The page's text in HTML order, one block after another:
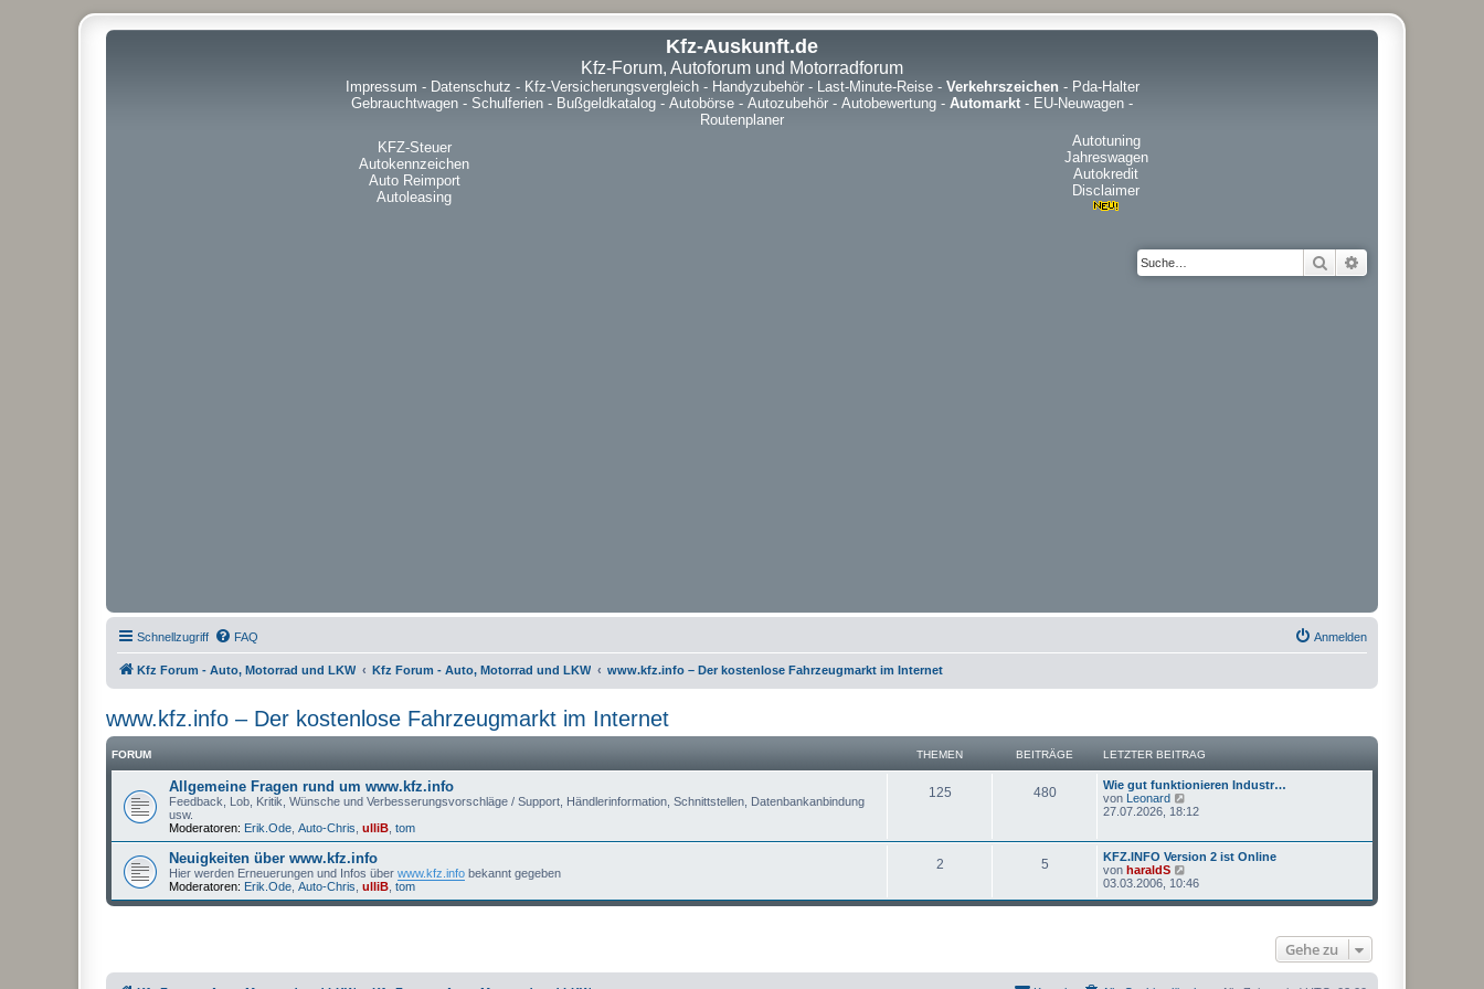
Kfz-Auskunft.de
Kfz-Forum, Autoforum und Motorradforum
Impressum - Datenschutz - Kfz-Versicherungsvergleich- Handyzubehör- Last-Minute-Reise- Verkehrszeichen- Pda-Halter
Gebrauchtwagen - Schulferien - Bußgeldkatalog - Autobörse - Autozubehör - Autobewertung - Automarkt - EU-Neuwagen -
Routenplaner
KFZ-Steuer
Autokennzeichen
Auto Reimport
Autoleasing
Autotuning
Jahreswagen
Autokredit
Disclaimer
Suche
Schnellzugriff FAQ Anmelden
Kfz Forum - Auto, Motorrad und LKW Kfz Forum - Auto, Motorrad und LKW www.kfz.info – Der kostenlose Fahrzeugmarkt im Internet
www.kfz.info – Der kostenlose Fahrzeugmarkt im Internet
FORUM THEMEN BEITRÄGE LETZTER BEITRAG
Allgemeine Fragen rund um www.kfz.info
Feedback, Lob, Kritik, Wünsche und Verbesserungsvorschläge / Support, Händlerinformation, Schnittstellen, Datenbankanbindung
usw.
Moderatoren: Erik.Ode Auto-Chris ulliB tom
125 480
Wie gut funktionieren Industr…
von Leonard
e
s
t
e
r
B
27.07.2026, 18:12
Neuigkeiten über www.kfz.info
Hier werden Erneuerungen und Infos über www.kfz.info bekannt gegeben
Moderatoren: Erik.Ode Auto-Chris ulliB tom
2 5
KFZ.INFO Version 2 ist Online
von haraldS
e
e
B
03.03.2006, 10:46
Gehe zu